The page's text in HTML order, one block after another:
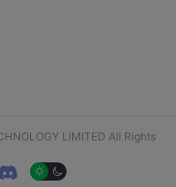
LIMITED All Rights